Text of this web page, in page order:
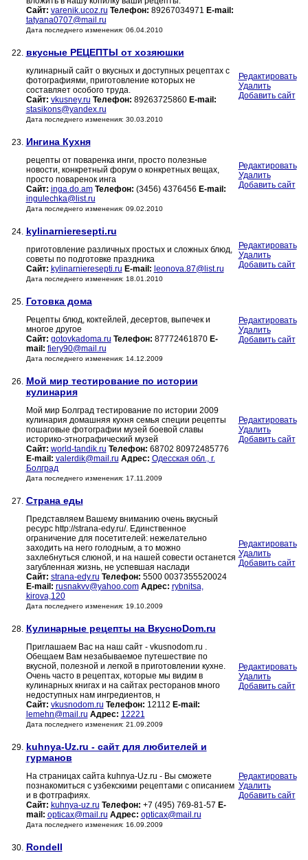
Сайт: varenik.ucoz.ru Телефон: 89267034971 E-mail:
tatyana0707@mail.ru
Дата последнего изменения: 06.04.2010
22. вкусные РЕЦЕПТЫ от хозяюшки
кулинарный сайт о вкусных и доступных рецептах с
фотографиями, приготовление которых не
составляет особого труда.
Сайт: vkusney.ru Телефон: 89263725860 E-mail:
stasikons@yandex.ru
Дата последнего изменения: 30.03.2010
Редактировать
Удалить
Добавить сайт
23. Ингина Кухня
рецепты от поваренка инги, просто полезные
новости, конкретный форум о конкретных вещах,
просто поваренок инга
Сайт: inga.do.am Телефон: (3456) 4376456 E-mail:
ingulechka@list.ru
Дата последнего изменения: 09.02.2010
Редактировать
Удалить
Добавить сайт
24. kylinarnieresepti.ru
приготовление различных простых и сложных блюд,
советы по подготовке праздника
Сайт: kylinarnieresepti.ru E-mail: leonova.87@list.ru
Дата последнего изменения: 18.01.2010
Редактировать
Удалить
Добавить сайт
25. Готовка дома
Рецепты блюд, коктейлей, десертов, выпечек и
многое другое
Сайт: gotovkadoma.ru Телефон: 87772461870 E-
mail: fiery90@mail.ru
Дата последнего изменения: 14.12.2009
Редактировать
Удалить
Добавить сайт
26. Мой мир тестирование по истории
кулинария
Мой мир Болград тестирование по истории 2009
кулинария домашняя кухня семья специи рецепты
пошаговые фотографии музей боевой славы
историко-этнографический музей
Сайт: world-tandik.ru Телефон: 68702 80972485776
E-mail: valerdik@mail.ru Адрес: Одесская обл., г.
Болград
Дата последнего изменения: 17.11.2009
Редактировать
Удалить
Добавить сайт
27. Страна еды
Представляем Вашему вниманию очень вкусный
ресурс http://strana-edy.ru/. Единственное
ограничение для посетителей: нежелательно
заходить на него голодным, а то можно
захлебнуться слюной, и на нашей совести останется
загубленная жизнь, не успевшая наслади
Сайт: strana-edy.ru Телефон: 5500 0037355520024
E-mail: rusnakvv@yahoo.com Адрес: rybnitsa,
kirova,120
Дата последнего изменения: 19.10.2009
Редактировать
Удалить
Добавить сайт
28. Кулинарные рецепты на ВкусноDom.ru
Приглашаем Вас на наш сайт - vkusnodom.ru .
Обещаем Вам незабываемое путешествие по
вкусной, полезной и легкой в приготовлении кухне.
Очень часто в рецептах, которые мы видим в
кулинарных книгах и на сайтах ресторанов много
недоступных нам ингредиентов, н
Сайт: vkusnodom.ru Телефон: 12112 E-mail:
lemehn@mail.ru Адрес: 12221
Дата последнего изменения: 21.09.2009
Редактировать
Удалить
Добавить сайт
29. kuhnya-Uz.ru - сайт для любителей и
гурманов
На страницах сайта kuhnya-Uz.ru - Вы сможете
познакомиться с узбекскими рецептами с описанием
и в фотграфиях.
Сайт: kuhnya-uz.ru Телефон: +7 (495) 769-81-57 E-
mail: opticax@mail.ru Адрес: opticax@mail.ru
Дата последнего изменения: 16.09.2009
Редактировать
Удалить
Добавить сайт
30. Rondell